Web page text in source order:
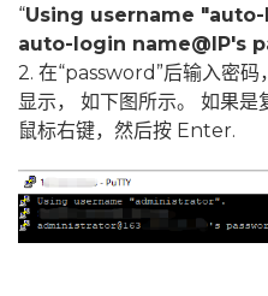
“Using username
auto-login name@IP's
2. 在“password”后输入密
显示， 如下图所示。 如果
鼠标右键，然后按 Enter.